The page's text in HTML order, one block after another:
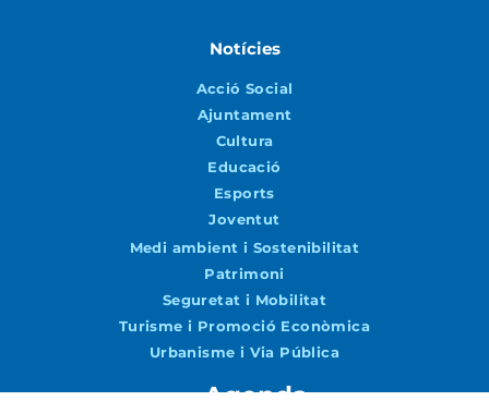
Notícies
Acció Social
Ajuntament
Cultura
Educació
Esports
Joventut
Medi ambient i Sostenibilitat
Patrimoni
Seguretat i Mobilitat
Turisme i Promoció Econòmica
Urbanisme i Via Pública
Agenda